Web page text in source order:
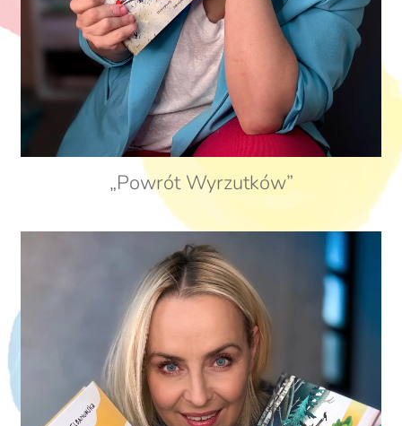
„Powrót Wyrzutków”